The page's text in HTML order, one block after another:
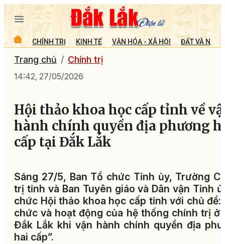
CHÍNH TRỊ KINH TẾ VĂN HÓA - XÃ HỘI ĐẤT VÀ
Trang chủ Chính trị
14:42, 27/05/2026
Hội thảo khoa học cấp tỉnh về
hành chính quyền địa phương
cấp tại Đắk Lắk
Sáng 27/5, Ban Tổ chức Tỉnh ủy, Trường
trị tỉnh và Ban Tuyên giáo và Dân vận Tỉnh
chức Hội thảo khoa học cấp tỉnh với chủ đề:
chức và hoạt động của hệ thống chính trị ở
Đắk Lắk khi vận hành chính quyền địa
hai cấp”.